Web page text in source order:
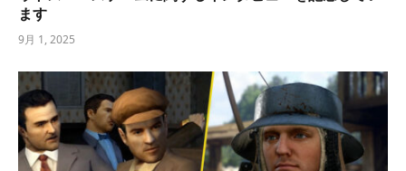
ます
9月 1, 2025